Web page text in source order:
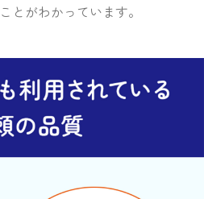
とがわかっています。